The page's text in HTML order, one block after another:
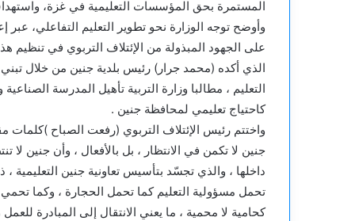
المستمرة بحق المؤسسات التعليمية في غزة،
وأوضح توجه الوزارة نحو تطوير التعليم التفاعلي،
على الجهود المبذولة من الإئتلاف التربوي في تنظيم
الذي أكده (محمد جرار) رئيس بلدية جنين من خلال
التعليم ، مطالبا وزارة التربية تأهيل المدرسة
كاحتياج تعليمي لمحافظة جنين .
واختتم رئيس الإئتلاف التربوي (رفعت الصباح
جنين لا تكمن في الانتظار ، بل بالأفعال ، وأن جنين
داخلها ، والذي تجسّد بتأسيس تعاونية جنين التعليمية
تحمل مسؤولية التعليم كما تحمل الحجارة ، وكما تحمي
كحامية لا محمية ، ما يعني الانتقال إلى المبادرة